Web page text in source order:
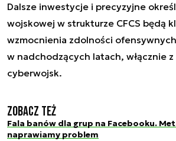
Dalsze inwestycje i precyzyjne
wojskowej w strukturze CFCS będą
wzmocnienia zdolności
w nadchodzących latach, włącznie
cyberwojsk.
Zobacz też
Fala banów dla grup na Facebooku.
naprawiamy problem